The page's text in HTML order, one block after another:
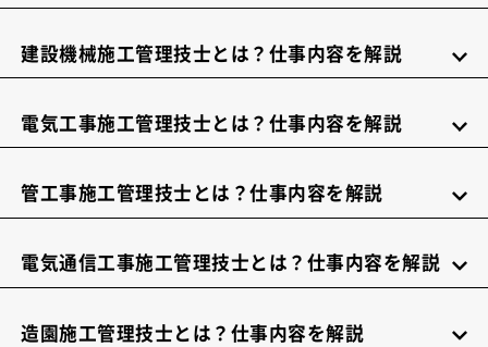
建設機械施工管理技士とは？仕事内容を解説
電気工事施工管理技士とは？仕事内容を解説
管工事施工管理技士とは？仕事内容を解説
電気通信工事施工管理技士とは？仕事内容を解説
造園施工管理技士とは？仕事内容を解説